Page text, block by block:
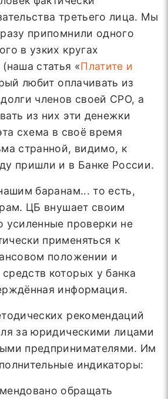
третьего лица. Мы
припомнили одного
в узких кругах
статья «Платите и
любит оплачивать из
членов своей СРО, а
из них эти денежки
схема в своё время
странной, видимо, к
пришли и в Банке России.
баранам... то есть,
ЦБ внушает своим
усиленные проверки не
применяться к
положении и
которых у банка
информация.
рекомендаций
за юридическими лицами
предпринимателями. Им
индикаторы:
обращать